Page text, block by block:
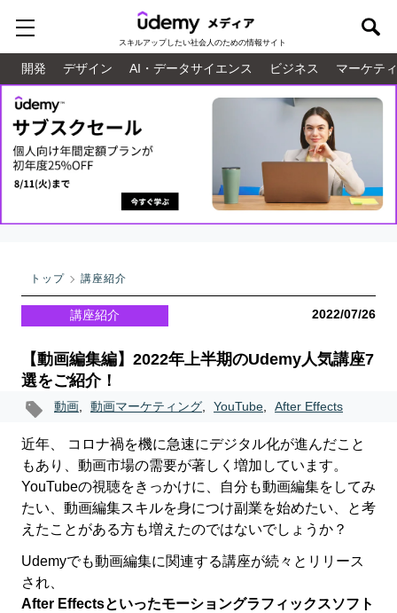
スキルアップしたい社会人のための情報サイト
開発 デザイン AI・データサイエンス ビジネス マーケテ
トップ 講座紹介
講座紹介 2022/07/26
【動画編集編】2022年上半期のUdemy人気講座7
選をご紹介！
動画, 動画マーケティング, YouTube, After Effects
近年、 コロナ禍を機に急速にデジタル化が進んだこと
もあり、動画市場の需要が著しく増加しています。
YouTubeの視聴をきっかけに、自分も動画編集をしてみ
たい、動画編集スキルを身につけ副業を始めたい、と考
えたことがある方も増えたのではないでしょうか？
Udemyでも動画編集に関連する講座が続々とリリース
され、
After Effectsといったモーショングラフィックスソフト